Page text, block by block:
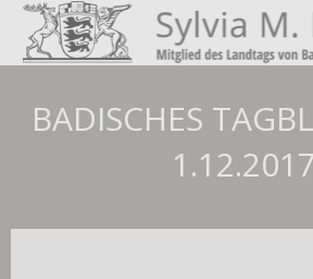
BADISCHES
1.12.2017